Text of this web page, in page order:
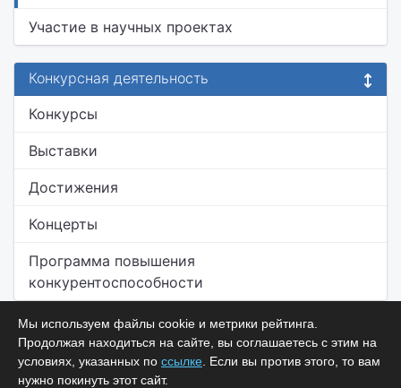
Участие в научных проектах
Конкурсная деятельность
Конкурсы
Выставки
Достижения
Концерты
Программа повышения
конкурентоспособности
Мы используем файлы cookie и метрики рейтинга.
Продолжая находиться на сайте, вы соглашаетесь с этим на
условиях, указанных по ссылке . Если вы против этого, то вам
нужно покинуть этот сайт.